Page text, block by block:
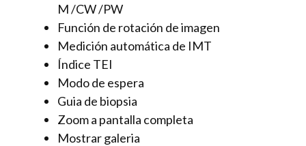
M /CW /PW
Función de rotación de imagen
Medición automática de IMT
Índice TEI
Modo de espera
Guia de biopsia
Zoom a pantalla completa
Mostrar galeria